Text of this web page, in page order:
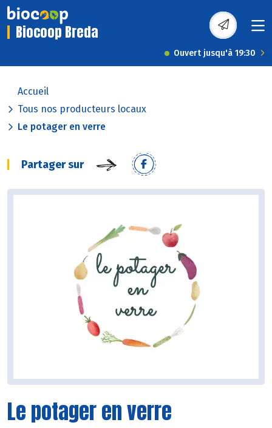
Biocoop Breda
Ouvert jusqu'à 19:30
Accueil
Tous nos producteurs locaux
Le potager en verre
Partager sur
Le potager en verre